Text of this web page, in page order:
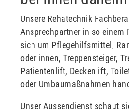
Unsere Rehatechnik
Ansprechpartner in so einem
sich um Pflegehilfsmittel,
oder innen, Treppensteiger,
Patientenlift, Deckenlift,
oder Umbaumaßnahmen
Unser Aussendienst schaut